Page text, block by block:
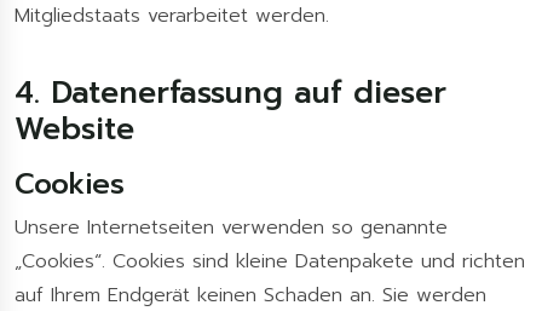
Mitgliedstaats verarbeitet werden.
4. Datenerfassung auf dieser
Website
Cookies
Unsere Internetseiten verwenden so genannte
„Cookies“. Cookies sind kleine Datenpakete und richten
auf Ihrem Endgerät keinen Schaden an. Sie werden